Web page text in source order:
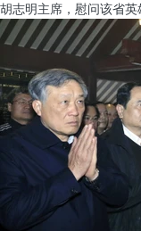
胡志明主席，慰问该省英